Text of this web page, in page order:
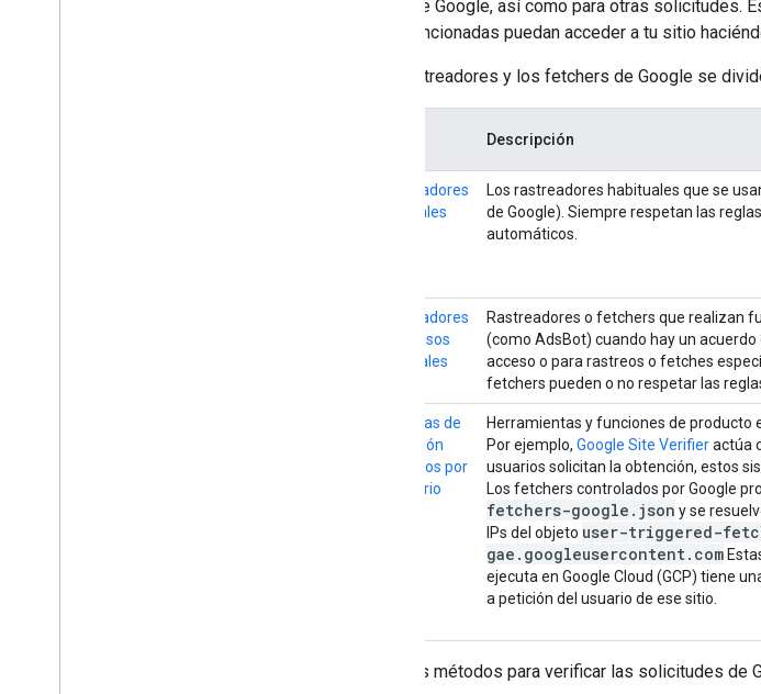
robot de Google, así como para otras
malintencionadas puedan acceder a tu sitio
Los rastreadores y los fetchers de Google se
Descripción
Rastreadores
habituales
Los rastreadores habituales que se
de Google). Siempre respetan las
automáticos.
Rastreadores
para casos
especiales
Rastreadores o fetchers que realizan
(como AdsBot) cuando hay un
acceso o para rastreos o fetches
fetchers pueden o no respetar las
Sistemas de
obtención
activados por
el usuario
Herramientas y funciones de producto
Por ejemplo, Google Site Verifieractúa
usuarios solicitan la obtención, estos
Los fetchers controlados por Google
fetchers-google . json y se
IPs del objeto user-triggered-
gae . googleusercontent. com
ejecuta en Google Cloud (GCP) tiene
a petición del usuario de ese sitio.
Hay dos métodos para verificar las solicitudes de